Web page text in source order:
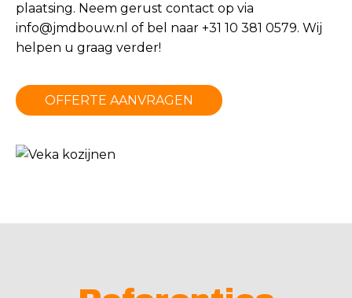
plaatsing. Neem gerust contact op via
info@jmdbouw.nl of bel naar +31 10 381 0579. Wij
helpen u graag verder!
OFFERTE AANVRAGEN